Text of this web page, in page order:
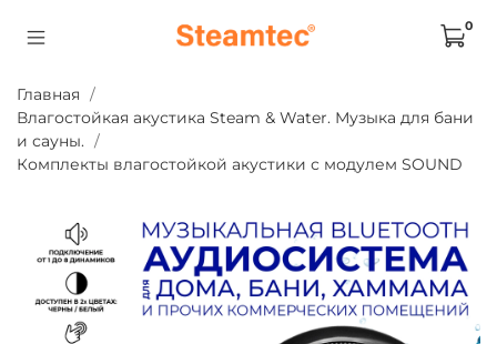
0
Главная
Влагостойкая акустика Steam & Water. Музыка для бани
и сауны.
Комплекты влагостойкой акустики с модулем SOUND